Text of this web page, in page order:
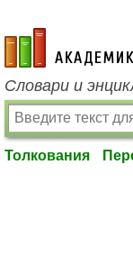
academic.ru
Словари и
Толкования